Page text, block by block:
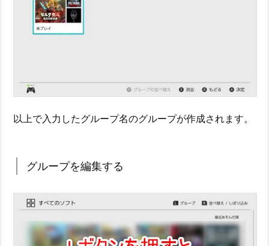
以上で入力したグループ名のグループが作成されます。
グループを編集する